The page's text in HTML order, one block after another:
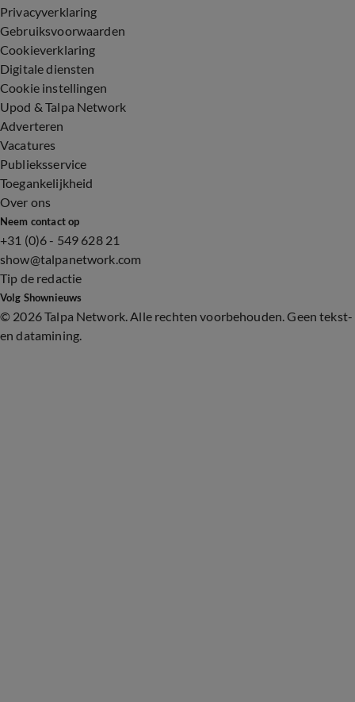
Privacyverklaring
Gebruiksvoorwaarden
Cookieverklaring
Digitale diensten
Cookie instellingen
Upod & Talpa Network
Adverteren
Vacatures
Publieksservice
Toegankelijkheid
Over ons
Neem contact op
+31 (0)6 - 549 628 21
show@talpanetwork.com
Tip de redactie
Volg Shownieuws
© 2026 Talpa Network. Alle rechten voorbehouden. Geen tekst-
en datamining.